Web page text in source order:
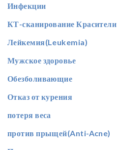
Инфекции
КТ-сканирование Красители
Лейкемия(Leukemia)
Мужское здоровье
Обезболивающие
Отказ от курения
потеря веса
против прыщей(Anti-Acne)